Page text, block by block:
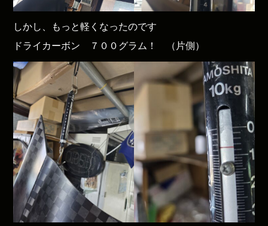
しかし、もっと軽くなったのです
ドライカーボン ７００グラム！ （片側）